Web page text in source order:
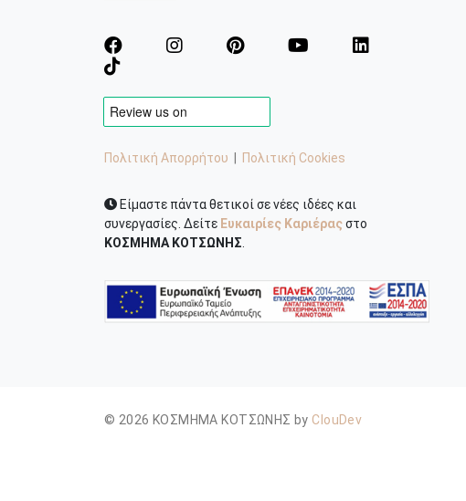
Πολιτική Απορρήτου Πολιτική Cookies
Είμαστε πάντα θετικοί σε νέες ιδέες και
συνεργασίες. Δείτε Ευκαιρίες Καριέραςστο
ΚΟΣΜΗΜΑ ΚΟΤΣΩΝΗΣ
© 2026 ΚΟΣΜΗΜΑ ΚΟΤΣΩΝΗΣ by ClouDev